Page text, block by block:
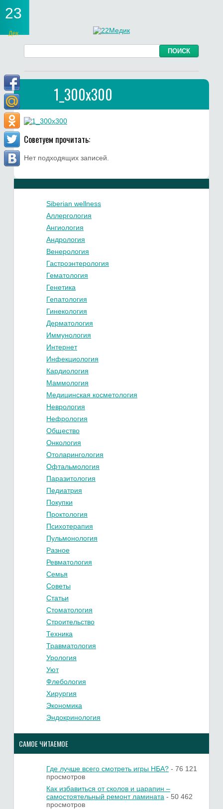
23
Дек
1_300x300
Советуем прочитать:
Нет подходящих записей.
Siberian wellness
Аллергология
Ангиология
Андрология
Венерология
Гастроэнтерология
Гематология
Генетика
Гепатология
Гинекология
Дерматология
Иммунология
Интернет
Инфекциология
Кардиология
Маммология
Медицинская косметология
Неврология
Нефрология
Общество
Онкология
Отоларингология
Офтальмология
Паразитология
Педиатрия
Покупки
Проктология
Психотерапия
Пульмонология
Разное
Ревматология
Семья
Советы
Статьи
Стоматология
Строительство
Техника
Травматология
Урология
Уют
Флебология
Хирургия
Экономика
Эндокринология
САМОЕ ЧИТАЕМОЕ
Где лучше всего смотреть игры НБА? - 76 121
просмотров
Как избавиться от сколов и царапин –
самостоятельный ремонт ламината - 50 462
просмотров